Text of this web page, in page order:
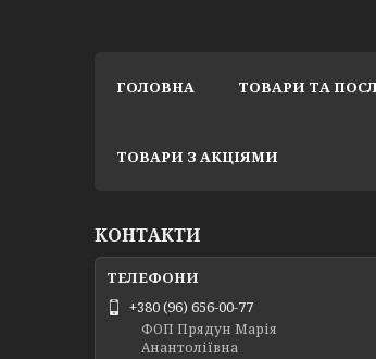
ГОЛОВНА ТОВАРИ ТА
ТОВАРИ З АКЦІЯМИ
КОНТАКТИ
+380 (96) 656-00-77
ФОП Прядун Марія
Анантоліївна